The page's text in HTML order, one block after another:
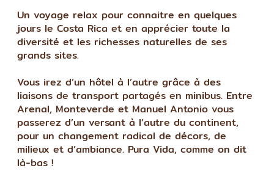
Un voyage relax pour connaitre en quelques
jours le Costa Rica et en apprécier toute la
diversité et les richesses naturelles de ses
grands sites.
Vous irez d’un hôtel à l’autre grâce à des
liaisons de transport partagés en minibus. Entre
Arenal, Monteverde et Manuel Antonio vous
passerez d’un versant à l’autre du continent,
pour un changement radical de décors, de
milieux et d’ambiance. Pura Vida, comme on dit
là-bas !